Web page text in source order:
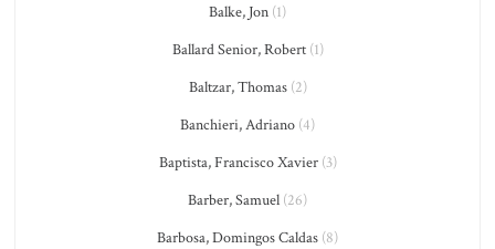
Balke, Jon (1)
Ballard Senior, Robert(1)
Baltzar, Thomas(2)
Banchieri, Adriano (4)
Baptista, Francisco Xavier(3)
Barber, Samuel (26)
Barbosa, Domingos Caldas (8)